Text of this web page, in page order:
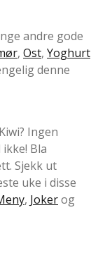
andre gode
, Ost, Yoghurt
denne
Ingen
Bla
Sjekk ut
uke i disse
, Jokerog